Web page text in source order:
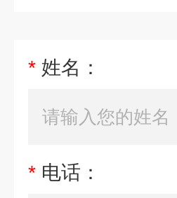
* 姓名：
* 电话：